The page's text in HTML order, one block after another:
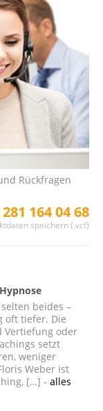
Rückfragen
164 04 68
speichern (.vcf)
beides –
oft tiefer. Die
Vertiefung oder
setzt
weniger
Weber ist
[…] - alles